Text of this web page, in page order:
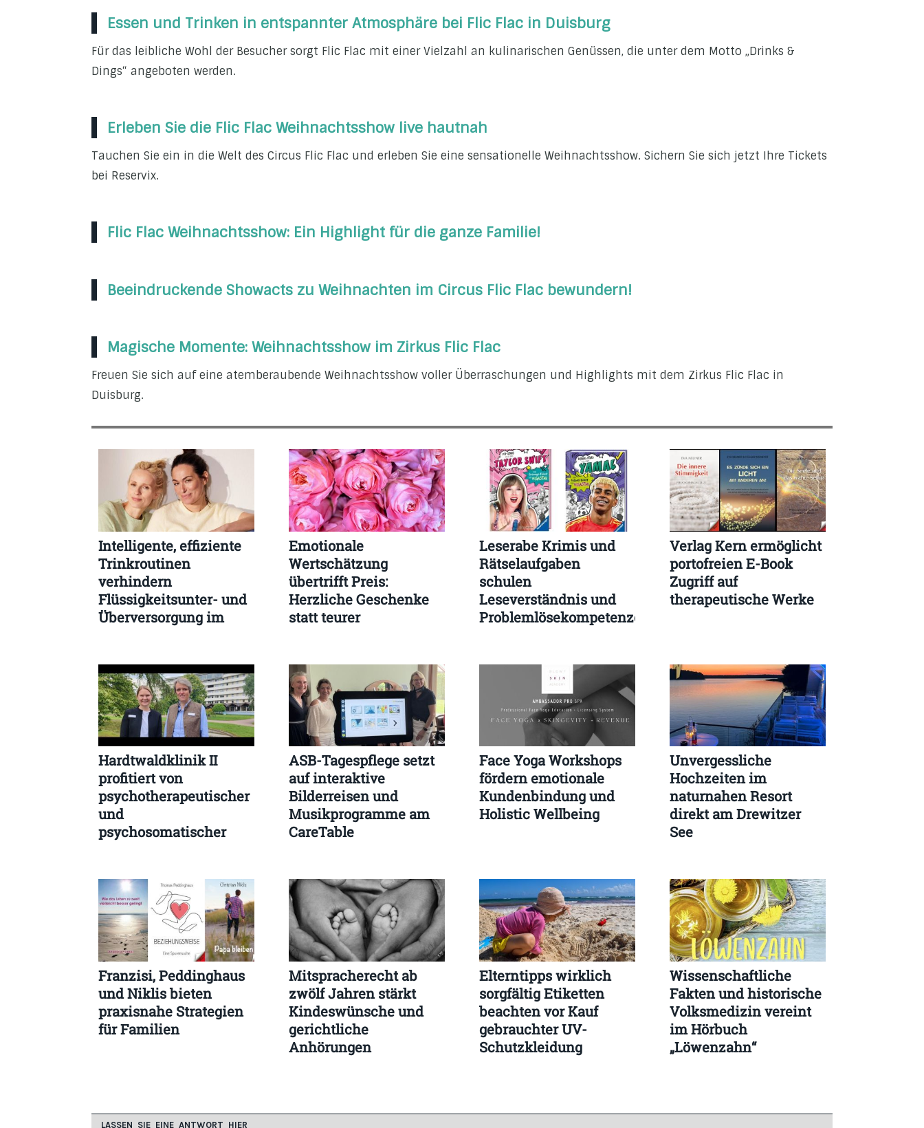
Essen und Trinken in entspannter Atmosphäre bei Flic Flac in Duisburg
Für das leibliche Wohl der Besucher sorgt Flic Flac mit einer Vielzahl an kulinarischen Genüssen, die unter dem Motto „Drinks &
Dings“ angeboten werden.
Erleben Sie die Flic Flac Weihnachtsshow live hautnah
Tauchen Sie ein in die Welt des Circus Flic Flac und erleben Sie eine sensationelle Weihnachtsshow. Sichern Sie sich jetzt Ihre Tickets
bei Reservix.
Flic Flac Weihnachtsshow: Ein Highlight für die ganze Familie!
Beeindruckende Showacts zu Weihnachten im Circus Flic Flac bewundern!
Magische Momente: Weihnachtsshow im Zirkus Flic Flac
Freuen Sie sich auf eine atemberaubende Weihnachtsshow voller Überraschungen und Highlights mit dem Zirkus Flic Flac in
Duisburg.
Intelligente, effiziente
Trinkroutinen
verhindern
Flüssigkeitsunter- und
Überversorgung im
Emotionale
Wertschätzung
übertrifft Preis:
Herzliche Geschenke
statt teurer
Leserabe Krimis und
Rätselaufgaben
schulen
Leseverständnis und
Problemlösekompetenzen
Verlag Kern ermöglicht
portofreien E-Book
Zugriff auf
therapeutische Werke
Hardtwaldklinik II
profitiert von
psychotherapeutischer
und
psychosomatischer
ASB-Tagespflege setzt
auf interaktive
Bilderreisen und
Musikprogramme am
CareTable
Face Yoga Workshops
fördern emotionale
Kundenbindung und
Holistic Wellbeing
Unvergessliche
Hochzeiten im
naturnahen Resort
direkt am Drewitzer
See
Franzisi, Peddinghaus
und Niklis bieten
praxisnahe Strategien
für Familien
Mitspracherecht ab
zwölf Jahren stärkt
Kindeswünsche und
gerichtliche
Anhörungen
Elterntipps wirklich
sorgfältig Etiketten
beachten vor Kauf
gebrauchter UV-
Schutzkleidung
Wissenschaftliche
Fakten und historische
Volksmedizin vereint
im Hörbuch
„Löwenzahn“
LASSEN SIE EINE ANTWORT HIER